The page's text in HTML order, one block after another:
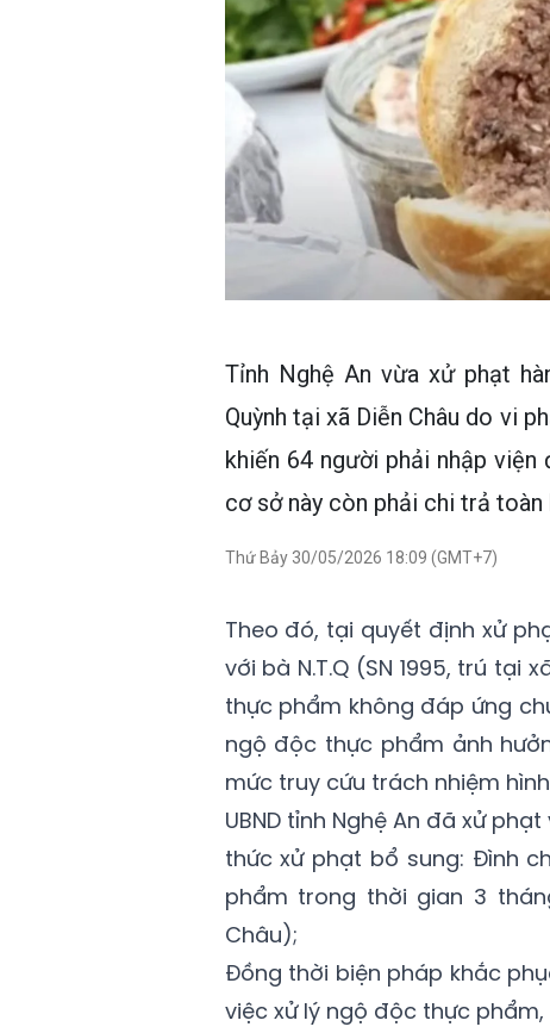
Tỉnh Nghệ An vừa xử phạt
Quỳnh tại xã Diễn Châu do vi
khiến 64 người phải nhập
cơ sở này còn phải chi trả
Thứ Bảy 30/05/2026 18:09 (GMT+7)
Theo đó, tại quyết định xử
với bà N.T.Q (SN 1995, trú tại
thực phẩm không đáp ứng
ngộ độc thực phẩm ảnh
mức truy cứu trách nhiệm
UBND tỉnh Nghệ An đã xử
thức xử phạt bổ sung: Đình
phẩm trong thời gian 3
Châu);
Đồng thời biện pháp khắc
việc xử lý ngộ độc thực